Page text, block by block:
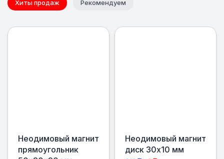
Хиты продаж Рекомендуем
Неодимовый магнит
прямоугольник
Неодимовый магнит
диск 30х10 мм